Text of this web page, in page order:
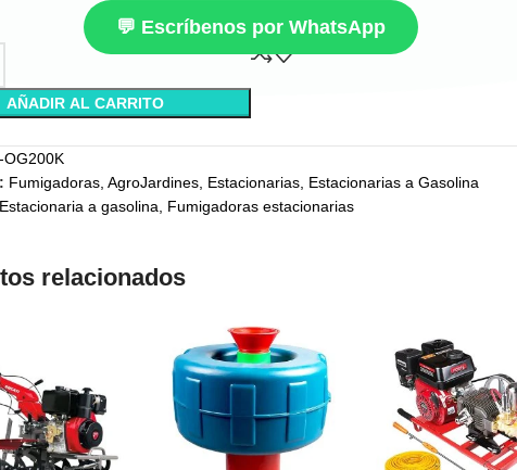
💬 Escríbenos por WhatsApp
AÑADIR AL CARRITO
OG200K
Fumigadoras AgroJardines Estacionarias Estacionarias a Gasolina
Estacionaria a gasolina Fumigadoras estacionarias
relacionados